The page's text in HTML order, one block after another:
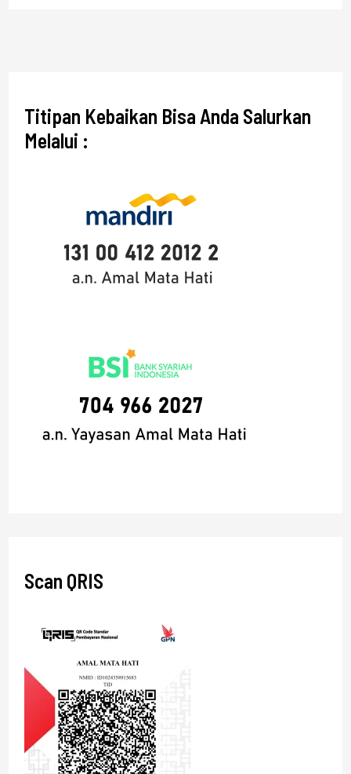
Titipan Kebaikan Bisa Anda Salurkan
Melalui :
Scan QRIS